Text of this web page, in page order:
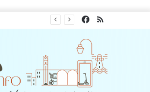
RSS
Facebook